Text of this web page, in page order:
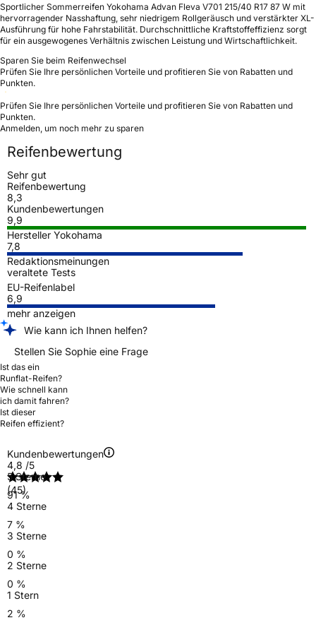
Sportlicher Sommerreifen Yokohama Advan Fleva V701 215/40 R17 87 W mit
hervorragender Nasshaftung, sehr niedrigem Rollgeräusch und verstärkter XL-
Ausführung für hohe Fahrstabilität. Durchschnittliche Kraftstoffeffizienz sorgt
für ein ausgewogenes Verhältnis zwischen Leistung und Wirtschaftlichkeit.
Sparen Sie beim Reifenwechsel
Prüfen Sie Ihre persönlichen Vorteile und profitieren Sie von Rabatten und
Punkten.
Prüfen Sie Ihre persönlichen Vorteile und profitieren Sie von Rabatten und
Punkten.
Anmelden, um noch mehr zu sparen
Reifenbewertung
Sehr gut
Reifenbewertung
8,3
Kundenbewertungen
9,9
Hersteller Yokohama
7,8
Redaktionsmeinungen
veraltete Tests
EU-Reifenlabel
6,9
mehr anzeigen
Wie kann ich Ihnen helfen?
Stellen Sie Sophie eine Frage
Ist das ein
Runflat-Reifen?
Wie schnell kann
ich damit fahren?
Ist dieser
Reifen effizient?
Kundenbewertungen
4,8 /5
(45)
5 Sterne
91 %
4 Sterne
7 %
3 Sterne
0 %
2 Sterne
0 %
1 Stern
2 %